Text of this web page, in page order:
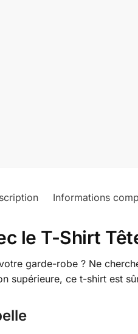
Informations
le T-Shirt
garde-robe ? Ne
supérieure, ce t-shirt est